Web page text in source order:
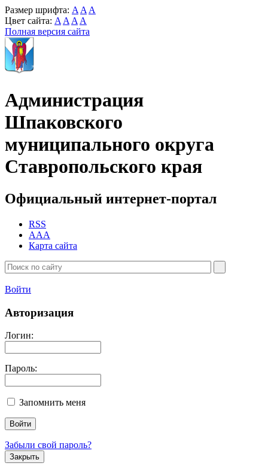
Размер шрифта: A A A
Цвет сайта: A A A A
Полная версия сайта
Администрация
Шпаковского
муниципального округа
Ставропольского края
Официальный интернет-портал
RSS
AAA
Карта сайта
Войти
Авторизация
Логин:
Пароль:
Запомнить меня
Забыли свой пароль?
Закрыть